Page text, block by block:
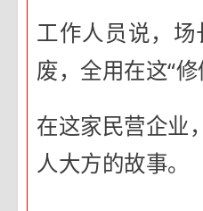
工作人员说，
废，全用在这“修
在这家民营企业
人大方的故事。